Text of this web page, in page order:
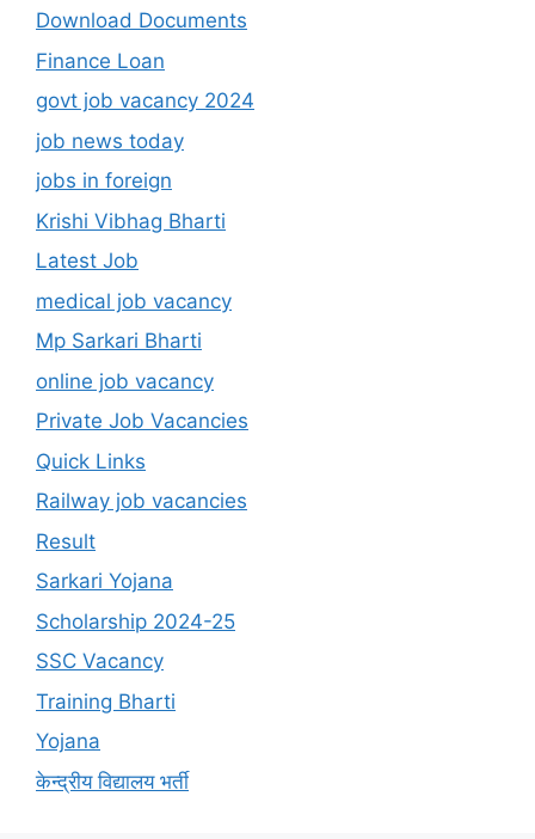
Download Documents
Finance Loan
govt job vacancy 2024
job news today
jobs in foreign
Krishi Vibhag Bharti
Latest Job
medical job vacancy
Mp Sarkari Bharti
online job vacancy
Private Job Vacancies
Quick Links
Railway job vacancies
Result
Sarkari Yojana
Scholarship 2024-25
SSC Vacancy
Training Bharti
Yojana
केन्द्रीय विद्यालय भर्ती